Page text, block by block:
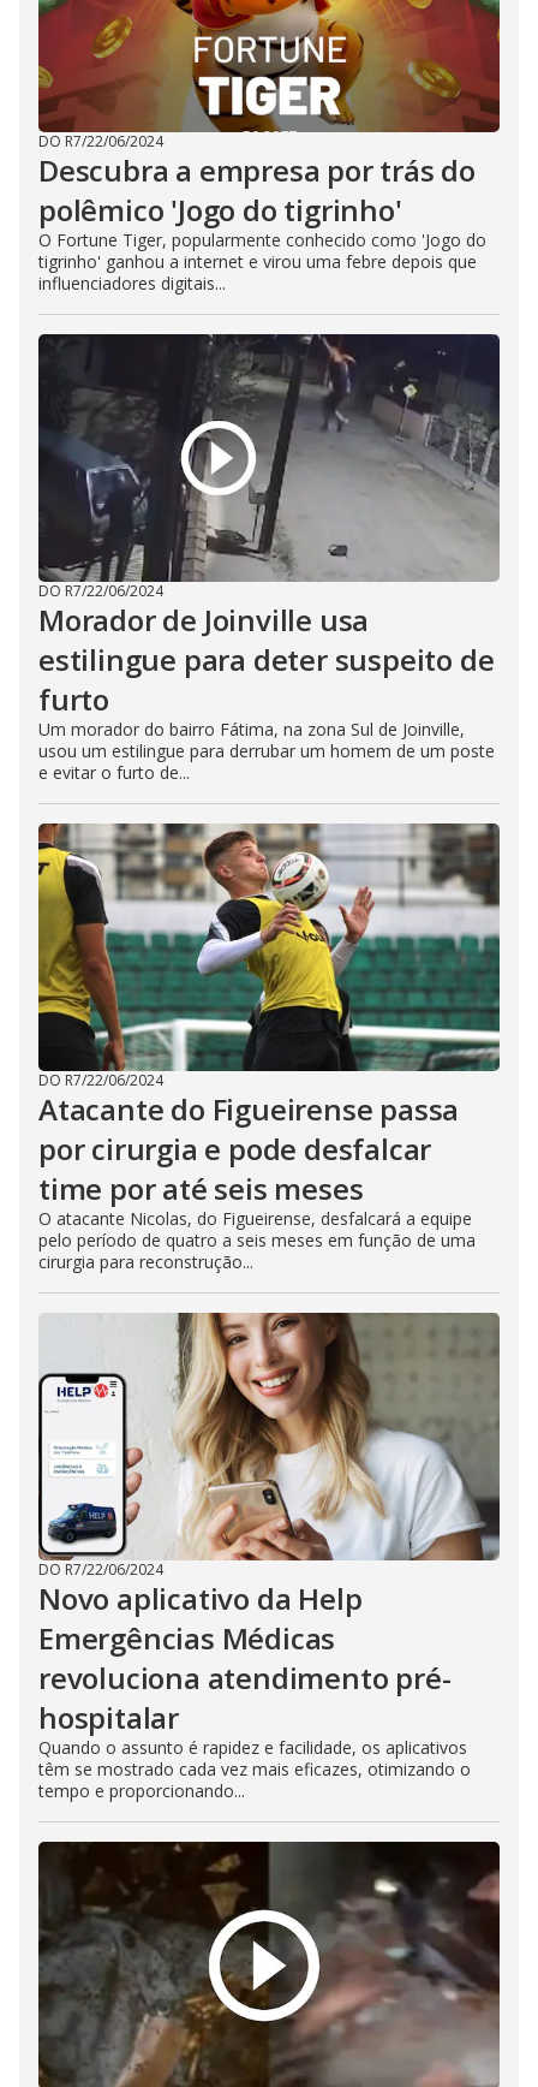
DO R7/22/06/2024
Descubra a empresa por trás do
polêmico 'Jogo do tigrinho'
O Fortune Tiger, popularmente conhecido como 'Jogo do
tigrinho' ganhou a internet e virou uma febre depois que
influenciadores digitais...
DO R7/22/06/2024
Morador de Joinville usa
estilingue para deter suspeito de
furto
Um morador do bairro Fátima, na zona Sul de Joinville,
usou um estilingue para derrubar um homem de um poste
e evitar o furto de...
DO R7/22/06/2024
Atacante do Figueirense passa
por cirurgia e pode desfalcar
time por até seis meses
O atacante Nicolas, do Figueirense, desfalcará a equipe
pelo período de quatro a seis meses em função de uma
cirurgia para reconstrução...
DO R7/22/06/2024
Novo aplicativo da Help
Emergências Médicas
revoluciona atendimento pré-
hospitalar
Quando o assunto é rapidez e facilidade, os aplicativos
têm se mostrado cada vez mais eficazes, otimizando o
tempo e proporcionando...